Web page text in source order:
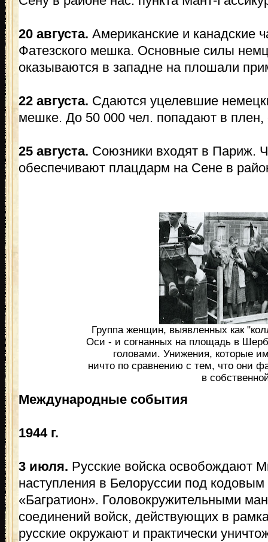
20 августа. Американские и канадские
Фатезского мешка. Основные силы
оказываются в западне на плошали
22 августа. Сдаются уцелевшие
мешке. До 50 000 чел. попадают в плен,
25 августа. Союзники входят в Париж.
обеспечивают плацдарм на Сене в
Группа женщин, выявленных как
Оси - и согнанных на площадь в
головами. Унижения, которые
ничто по сравнению с тем, что они
в
Международные события
1944 г.
3 июля. Русские войска освобождают
наступления в Белоруссии под
«Багратион». Головокружительными
соединений войск, действующих в
русские окружают и практически